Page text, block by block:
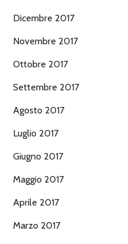
Dicembre 2017
Novembre 2017
Ottobre 2017
Settembre 2017
Agosto 2017
Luglio 2017
Giugno 2017
Maggio 2017
Aprile 2017
Marzo 2017